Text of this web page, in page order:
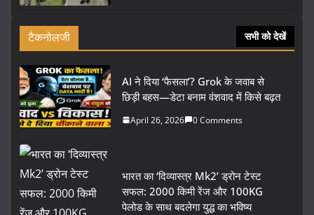
टैकनोलजी सभी को देखें
AI ने दिया ‘फैसला’? Grok के जवाब से
छिड़ी बहस—डेटा बनाम वंशवाद में किसे बढ़त
April 26, 2026 0 Comments
भारत का ‘दिव्यास्त्र Mk2’ ड्रोन टेस्ट
सफल: 2000 किमी रेंज और 100KG
पेलोड के साथ बदलेगा युद्ध का भविष्य